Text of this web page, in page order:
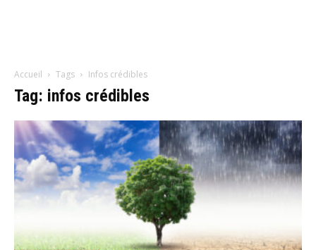
Accueil Tags Infos crédibles
Tag: infos crédibles